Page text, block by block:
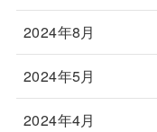
2024年8月
2024年5月
2024年4月